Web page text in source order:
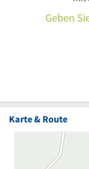
Geben
Karte & Route